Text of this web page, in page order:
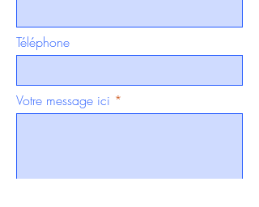
Téléphone
Votre message ici